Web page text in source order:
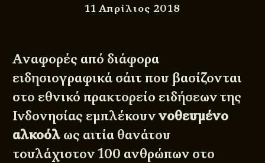
11 Απρίλιος 2018
Αναφορές από διάφορα
ειδησιογραφικά σάιτ που βασίζονται
στο εθνικό πρακτορείο ειδήσεων της
Ινδονησίας εμπλέκουννοθευμένο
αλκοόλ ως αιτία θανάτου
τουλάχιστον 100 ανθρώπων στο